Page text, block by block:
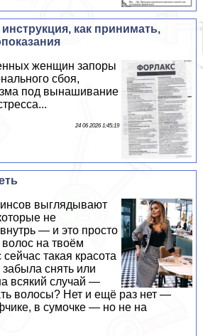
как принимать,
женщин запоры
сбоя,
под вынашивание
24 06 2026 1:45:19
выглядывают
не
— и это просто
на твоём
такая красота
снять или
всякий случай —
волосы? Нет и ещё раз нет —
в сумочке — но не на